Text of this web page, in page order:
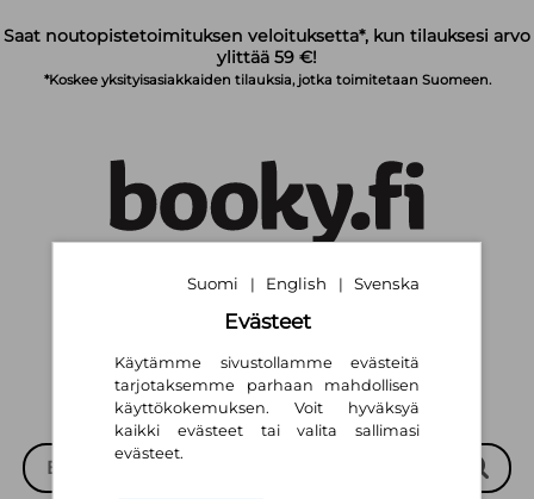
Saat noutopistetoimituksen veloituksetta*, kun tilauksesi arvo
ylittää 59 €!
*Koskee yksityisasiakkaiden tilauksia, jotka toimitetaan Suomeen.
Suomi | English | Svenska
Suomi | English | Svenska
Evästeet
Käytämme sivustollamme evästeitä
tarjotaksemme parhaan mahdollisen
käyttökokemuksen. Voit hyväksyä
kaikki evästeet tai valita sallimasi
evästeet.